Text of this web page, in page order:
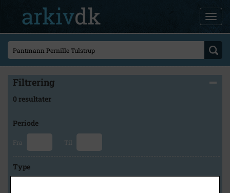
Filtrering
0 resultater
Periode
Fra Til
Type